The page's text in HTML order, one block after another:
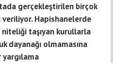
gerçekleştirilen birçok
veriliyor. Hapishanelerde
taşıyan kurullarla
dayanağı olmamasına